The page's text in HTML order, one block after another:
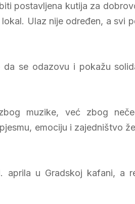
postavljena kutija za
Ulaz nije određen, a svi
da se odazovu i pokažu
muzike, već zbog
emociju i zajedništvo
aprila u Gradskoj kafani, a